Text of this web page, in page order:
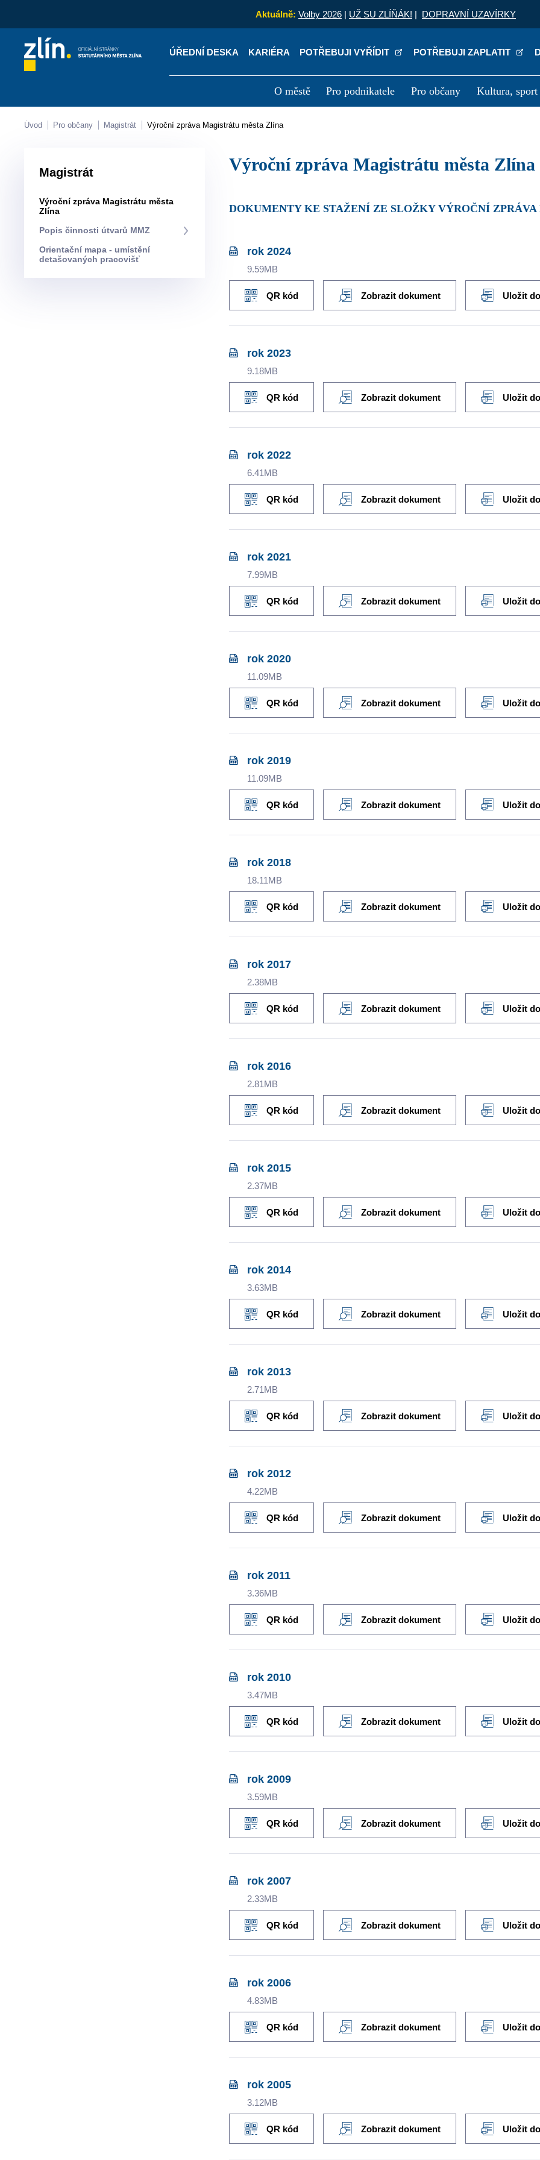
Aktuálně: Volby 2026 | UŽ SU ZLÍŇÁK! | DOPRAVNÍ UZAVÍRKY
ÚŘEDNÍ DESKA KARIÉRA POTŘEBUJI VYŘÍDIT POTŘEBUJI ZAPLATIT
O městě Pro podnikatele Pro občany Kultura, sport
Kontakty Úřední deska
Úvod Pro občany Magistrát Výroční zpráva Magistrátu města Zlína
Magistrát
Výroční zpráva Magistrátu města
Zlína
Popis činnosti útvarů MMZ
Orientační mapa - umístění
detašovaných pracovišť
Výroční zpráva Magistrátu města Zlína
DOKUMENTY KE STAŽENÍ ZE SLOŽKY VÝROČNÍ
rok 2024
9.59MB
QR kód Zobrazit dokument Uložit
rok 2023
9.18MB
QR kód Zobrazit dokument Uložit
rok 2022
6.41MB
QR kód Zobrazit dokument Uložit
rok 2021
7.99MB
QR kód Zobrazit dokument Uložit
rok 2020
11.09MB
QR kód Zobrazit dokument Uložit
rok 2019
11.09MB
QR kód Zobrazit dokument Uložit
rok 2018
18.11MB
QR kód Zobrazit dokument Uložit
rok 2017
2.38MB
QR kód Zobrazit dokument Uložit
rok 2016
2.81MB
QR kód Zobrazit dokument Uložit
rok 2015
2.37MB
QR kód Zobrazit dokument Uložit
rok 2014
3.63MB
QR kód Zobrazit dokument Uložit
rok 2013
2.71MB
QR kód Zobrazit dokument Uložit
rok 2012
4.22MB
QR kód Zobrazit dokument Uložit
rok 2011
3.36MB
QR kód Zobrazit dokument Uložit
rok 2010
3.47MB
QR kód Zobrazit dokument Uložit
rok 2009
3.59MB
QR kód Zobrazit dokument Uložit
rok 2007
2.33MB
QR kód Zobrazit dokument Uložit
rok 2006
4.83MB
QR kód Zobrazit dokument Uložit
rok 2005
3.12MB
QR kód Zobrazit dokument Uložit